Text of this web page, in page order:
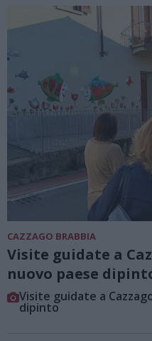
CAZZAGO BRABBIA
Visite guidate a
nuovo paese
Visite guidate a
dipinto